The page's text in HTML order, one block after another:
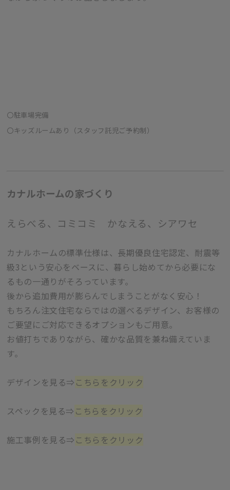
〇駐車場完備
〇キッズルームあり（スタッフ託児ご予約制）
カナルホームの家づくり
えらべる、コミコミ かなえる、シアワセ
カナルホームの標準仕様は、長期優良住宅認定、耐震等
級3という安心をベースに、暮らし始めてから必要にな
るもの一通りがそろっています。
後から追加費用が膨らんでしまうことがなく安心！
もちろん注文住宅ならではの選べるデザイン、お客様の
ご要望にご対応できるオプションもご用意。
お値打ちでありながら、確かな品質を兼ね備えていま
す。
デザインを見る⇒ こちらをクリック
スペックを見る⇒ こちらをクリック
施工事例を見る⇒ こちらをクリック